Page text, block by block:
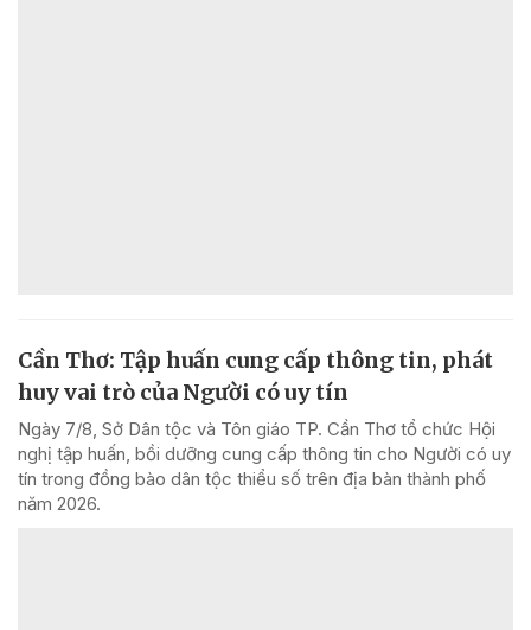
Cần Thơ: Tập huấn cung cấp thông tin, phát
huy vai trò của Người có uy tín
Ngày 7/8, Sở Dân tộc và Tôn giáo TP. Cần Thơ tổ chức Hội
nghị tập huấn, bồi dưỡng cung cấp thông tin cho Người có uy
tín trong đồng bào dân tộc thiểu số trên địa bàn thành phố
năm 2026.